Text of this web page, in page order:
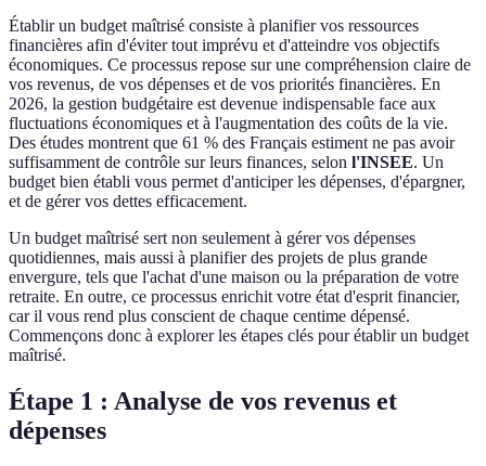
Établir un budget maîtrisé consiste à planifier vos ressources
financières afin d'éviter tout imprévu et d'atteindre vos objectifs
économiques. Ce processus repose sur une compréhension claire de
vos revenus, de vos dépenses et de vos priorités financières. En
2026, la gestion budgétaire est devenue indispensable face aux
fluctuations économiques et à l'augmentation des coûts de la vie.
Des études montrent que 61 % des Français estiment ne pas avoir
suffisamment de contrôle sur leurs finances, selon l'INSEE. Un
budget bien établi vous permet d'anticiper les dépenses, d'épargner,
et de gérer vos dettes efficacement.
Un budget maîtrisé sert non seulement à gérer vos dépenses
quotidiennes, mais aussi à planifier des projets de plus grande
envergure, tels que l'achat d'une maison ou la préparation de votre
retraite. En outre, ce processus enrichit votre état d'esprit financier,
car il vous rend plus conscient de chaque centime dépensé.
Commençons donc à explorer les étapes clés pour établir un budget
maîtrisé.
Étape 1 : Analyse de vos revenus et
dépenses